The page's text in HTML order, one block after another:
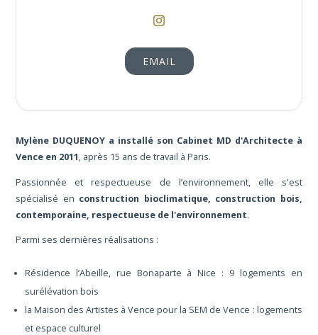
https://www.instagram.com/
EMAIL
Mylène DUQUENOY a installé son Cabinet MD d'Architecte à
Vence en 2011, après 15 ans de travail à Paris.
Passionnée et respectueuse de l’environnement, elle s'est
spécialisé en construction bioclimatique, construction bois,
contemporaine, respectueuse de l'environnement.
Parmi ses dernières réalisations :
Résidence l’Abeille, rue Bonaparte à Nice : 9 logements en
surélévation bois
la Maison des Artistes à Vence pour la SEM de Vence : logements
et espace culturel